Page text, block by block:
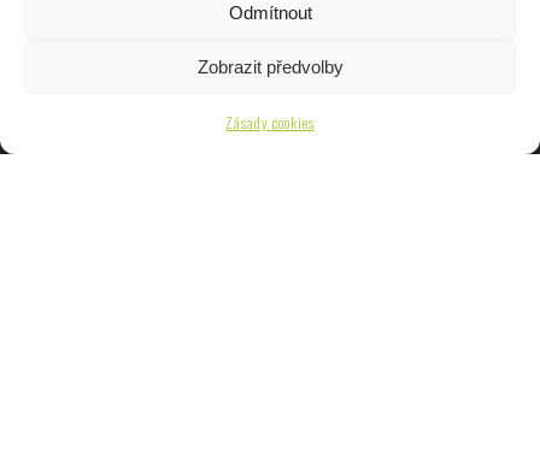
Odmítnout
Zobrazit předvolby
Zásady cookies